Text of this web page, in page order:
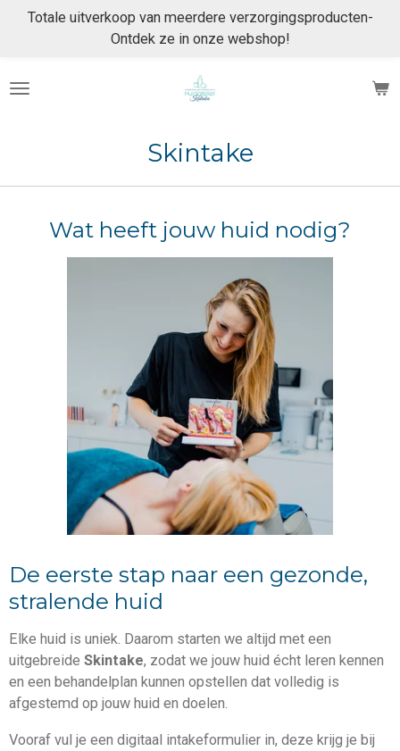
de
Totale uitverkoop van meerdere verzorgingsproducten-
Ontdek ze in onze webshop!
Skintake
Wat heeft jouw huid nodig?
De eerste stap naar een gezonde,
stralende huid
Elke huid is uniek. Daarom starten we altijd met een
uitgebreide Skintake, zodat we jouw huid écht leren kennen
en een behandelplan kunnen opstellen dat volledig is
afgestemd op jouw huid en doelen.
Vooraf vul je een digitaal intakeformulier in, deze krijg je bij